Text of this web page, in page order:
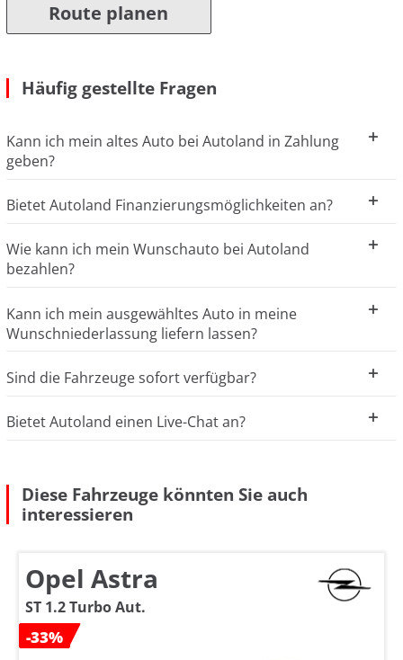
Route planen
Häufig gestellte Fragen
Kann ich mein altes Auto bei Autoland in Zahlung
geben?
Bietet Autoland Finanzierungsmöglichkeiten an?
Wie kann ich mein Wunschauto bei Autoland
bezahlen?
Kann ich mein ausgewähltes Auto in meine
Wunschniederlassung liefern lassen?
Sind die Fahrzeuge sofort verfügbar?
Bietet Autoland einen Live-Chat an?
Diese Fahrzeuge könnten Sie auch
interessieren
Opel Astra
ST 1.2 Turbo Aut.
-33%